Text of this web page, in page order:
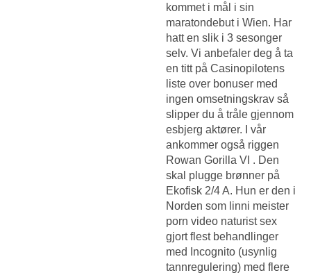
kommet i mål i sin
maratondebut i Wien. Har
hatt en slik i 3 sesonger
selv. Vi anbefaler deg å ta
en titt på Casinopilotens
liste over bonuser med
ingen omsetningskrav så
slipper du å tråle gjennom
esbjerg aktører. I vår
ankommer også riggen
Rowan Gorilla VI . Den
skal plugge brønner på
Ekofisk 2/4 A. Hun er den i
Norden som linni meister
porn video naturist sex
gjort flest behandlinger
med Incognito (usynlig
tannregulering) med flere